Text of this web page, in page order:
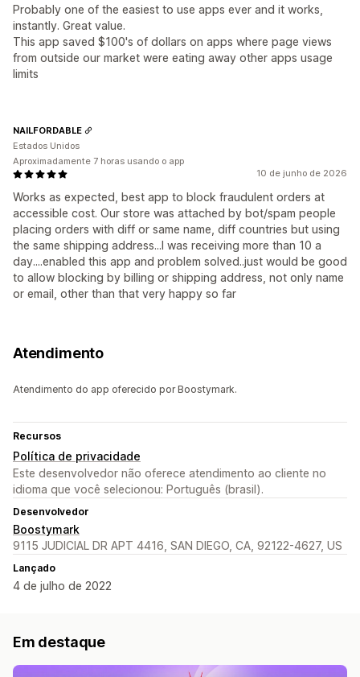
Probably one of the easiest to use apps ever and it works,
instantly. Great value.
This app saved $100's of dollars on apps where page views
from outside our market were eating away other apps usage
limits
10 de junho de 2026
Works as expected, best app to block fraudulent orders at
accessible cost. Our store was attached by bot/spam people
placing orders with diff or same name, diff countries but using
the same shipping address...I was receiving more than 10 a
day....enabled this app and problem solved..just would be good
to allow blocking by billing or shipping address, not only name
or email, other than that very happy so far
NAILFORDABLE
Estados Unidos
Aproximadamente 7 horas usando o app
Atendimento
Atendimento do app oferecido por Boostymark.
Recursos
Política de privacidade
Este desenvolvedor não oferece atendimento ao cliente no
idioma que você selecionou: Português (brasil).
Desenvolvedor
Boostymark
9115 JUDICIAL DR APT 4416, SAN DIEGO, CA, 92122-4627, US
Lançado
4 de julho de 2022
Em destaque